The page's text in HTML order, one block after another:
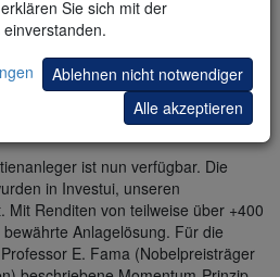
ist nun verfügbar. Die
in Investui, unseren
Mit Renditen von teilweise über +400
Anlagelösung. Für die
E. Fama (Nobelpreisträger
Sie sich mit der
Ablehnen nicht notwendiger
Alle akzeptieren